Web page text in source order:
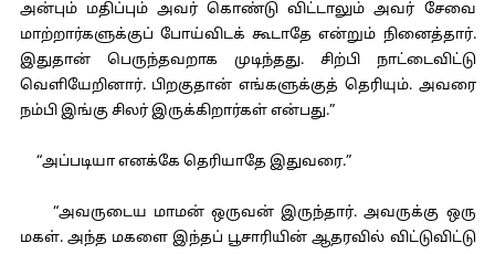
அன்பும் மதிப்பும் அவர் கொண்டு விட்டாலும் அவர் சேவை
மாற்றார்களுக்குப் போய்விடக் கூடாதே என்றும் நினைத்தார்.
இதுதான் பெருந்தவறாக முடிந்தது. சிற்பி நாட்டைவிட்டு
வெளியேறினார். பிறகுதான் எங்களுக்குத் தெரியும். அவரை
நம்பி இங்கு சிலர் இருக்கிறார்கள் என்பது.”
“அப்படியா எனக்கே தெரியாதே இதுவரை.”
“அவருடைய மாமன் ஒருவன் இருந்தார். அவருக்கு ஒரு
மகள். அந்த மகளை இந்தப் பூசாரியின் ஆதரவில் விட்டுவிட்டு